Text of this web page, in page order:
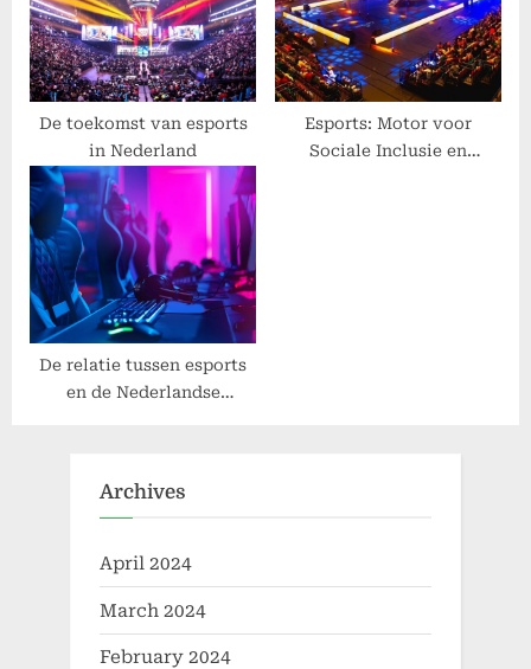
o
s
t
:
:
De toekomst van esports
in Nederland
Esports: Motor voor
Sociale Inclusie en
De relatie tussen esports
en de Nederlandse
Archives
April 2024
March 2024
February 2024